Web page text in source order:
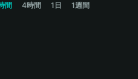
間 4時間 1日 1週間